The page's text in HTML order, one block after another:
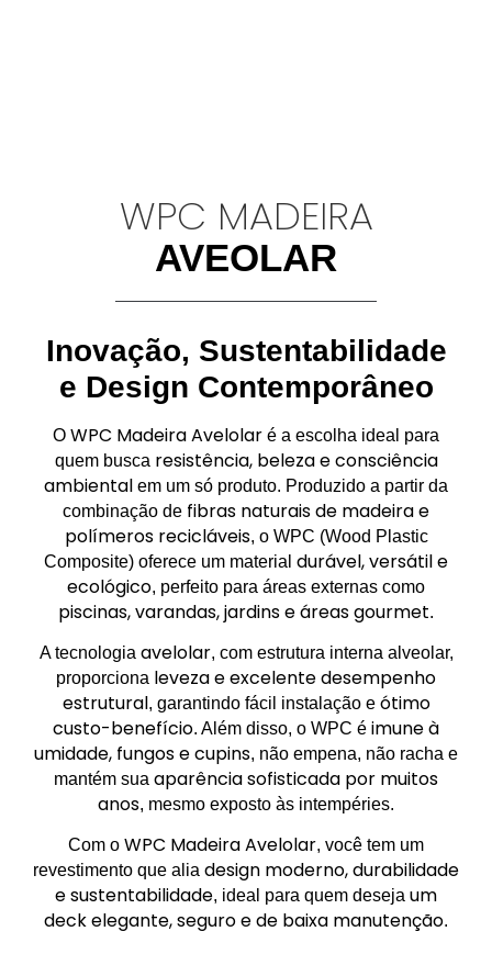
WPC MADEIRA
AVEOLAR
Inovação, Sustentabilidade
e Design Contemporâneo
O WPC Madeira Avelolar é a escolha ideal para
quem busca resistência, beleza e consciência
ambiental em um só produto. Produzido a partir da
combinação de fibras naturais de madeira e
polímeros recicláveis, o WPC (Wood Plastic
Composite) oferece um material durável, versátil e
ecológico, perfeito para áreas externas como
piscinas, varandas, jardins e áreas gourmet.
A tecnologia avelolar, com estrutura interna alveolar,
proporciona leveza e excelente desempenho
estrutural, garantindo fácil instalação e ótimo
custo-benefício. Além disso, o WPC é imune à
umidade, fungos e cupins, não empena, não racha e
mantém sua aparência sofisticada por muitos
anos, mesmo exposto às intempéries.
Com o WPC Madeira Avelolar, você tem um
revestimento que alia design moderno, durabilidade
e sustentabilidade, ideal para quem deseja um
deck elegante, seguro e de baixa manutenção.